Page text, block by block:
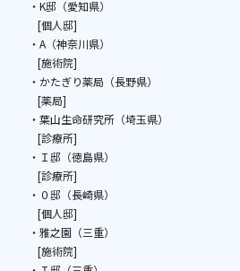
・K邸（愛知県）
[個人邸]
・A（神奈川県）
[施術院]
・かたぎり薬局（長野県）
[薬局]
・葉山生命研究所（埼玉県）
[診療所]
・Ｉ邸（徳島県）
[診療所]
・０邸（長崎県）
[個人邸]
・雅之園（三重）
[施術院]